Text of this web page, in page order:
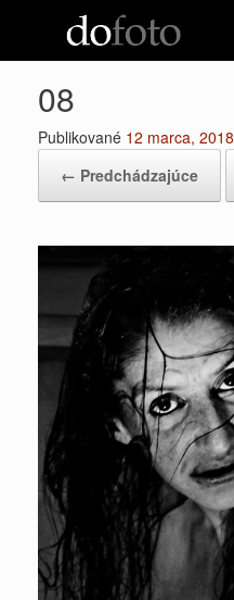
08
Publikované 12 marca, 2018
← Predchádzajúce